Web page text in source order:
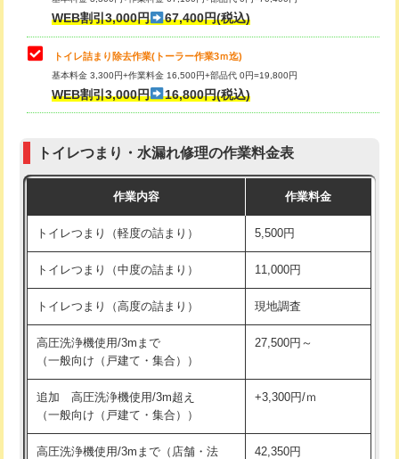
WEB割引3,000円 67,400円(税込)
トイレ詰まり除去作業(トーラー作業3ｍ迄)
基本料金 3,300円+作業料金 16,500円+部品代 0円=19,800円
WEB割引3,000円 16,800円(税込)
トイレつまり・水漏れ修理の作業料金表
作業内容 作業料金
トイレつまり（軽度の詰まり） 5,500円
トイレつまり（中度の詰まり） 11,000円
トイレつまり（高度の詰まり） 現地調査
高圧洗浄機使用/3mまで
（一般向け（戸建て・集合））
27,500円～
追加 高圧洗浄機使用/3m超え
（一般向け（戸建て・集合））
+3,300円/ｍ
高圧洗浄機使用/3mまで（店舗・法
42,350円